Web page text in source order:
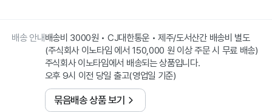
배송 안내배송비 3000원 • CJ대한통운 • 제주/도서산간 배송비 별도
(주식회사 이노타임 에서 150,000 원 이상 주문 시 무료 배송)
주식회사 이노타임에서 배송되는 상품입니다.
오후 9시 이전 당일 출고(영업일 기준)
묶음배송 상품 보기